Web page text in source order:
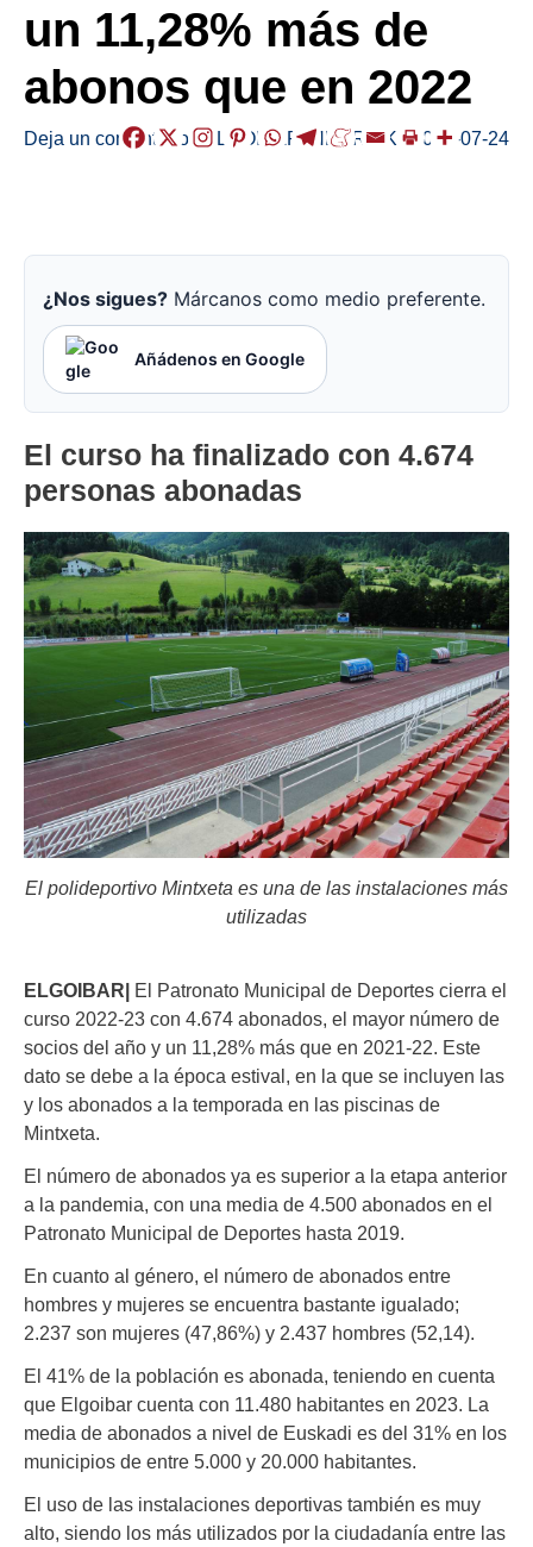
un 11,28% más de
abonos que en 2022
Deja un comentario /ELGOIBAR,HERRIAK /2023-07-24
¿Nos sigues? Márcanos como medio preferente.
Añádenos en Google
El curso ha finalizado con 4.674
personas abonadas
El polideportivo Mintxeta es una de las instalaciones más
utilizadas
ELGOIBAR| El Patronato Municipal de Deportes cierra el
curso 2022-23 con 4.674 abonados, el mayor número de
socios del año y un 11,28% más que en 2021-22. Este
dato se debe a la época estival, en la que se incluyen las
y los abonados a la temporada en las piscinas de
Mintxeta.
El número de abonados ya es superior a la etapa anterior
a la pandemia, con una media de 4.500 abonados en el
Patronato Municipal de Deportes hasta 2019.
En cuanto al género, el número de abonados entre
hombres y mujeres se encuentra bastante igualado;
2.237 son mujeres (47,86%) y 2.437 hombres (52,14).
El 41% de la población es abonada, teniendo en cuenta
que Elgoibar cuenta con 11.480 habitantes en 2023. La
media de abonados a nivel de Euskadi es del 31% en los
municipios de entre 5.000 y 20.000 habitantes.
El uso de las instalaciones deportivas también es muy
alto, siendo los más utilizados por la ciudadanía entre las